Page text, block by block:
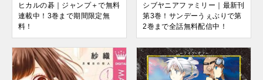
ヒカルの碁｜ジャンプ＋で無料
連載中！3巻まで期間限定無
料！
シブヤニアファミリー｜最新刊
第3巻！サンデーうぇぶりで第
2巻まで全話無料配信中！